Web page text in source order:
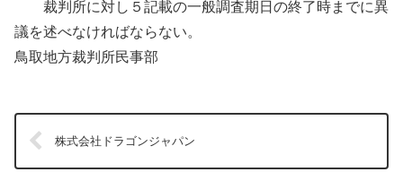
裁判所に対し５記載の一般調査期日の終了時までに異
議を述べなければならない。
鳥取地方裁判所民事部
株式会社ドラゴンジャパン